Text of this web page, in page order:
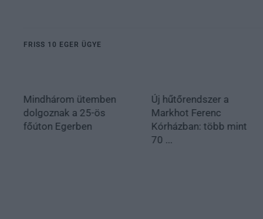
FRISS 10 EGER ÜGYE
Mindhárom ütemben
dolgoznak a 25-ös
főúton Egerben
Új hűtőrendszer a
Markhot Ferenc
Kórházban: több mint
70 ...